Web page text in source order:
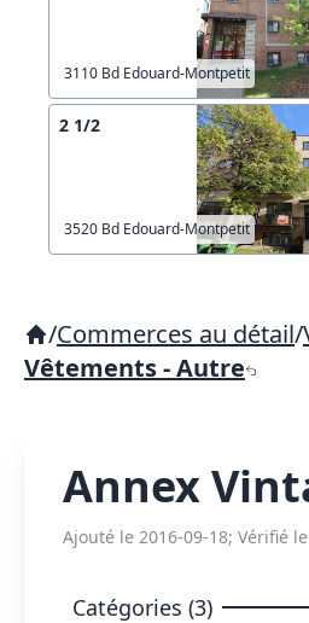
3110 Bd Edouard-Montpetit
2 1/2
3520 Bd Edouard-Montpetit
/Commerces au détail/
Vêtements - Autre
Annex
Ajouté le 2016-09-18; Vérifié
Catégories (3)